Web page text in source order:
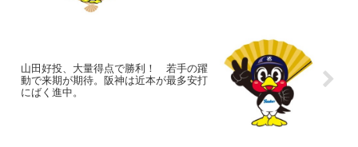
山田好投、大量得点で勝利！ 若手の躍
動で来期が期待。阪神は近本が最多安打
にばく進中。